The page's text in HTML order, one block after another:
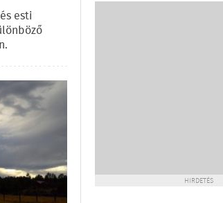
esti
HIRDETÉS